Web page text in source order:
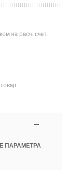
на расч. счет.
ПАРАМЕТРА